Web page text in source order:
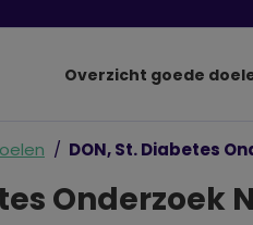
Overzicht goede
DON, St. Diabetes
Onderzoek